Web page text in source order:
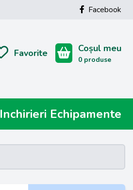
Facebook
Favorite Coșul meu
0 produse
Inchirieri Echipamente